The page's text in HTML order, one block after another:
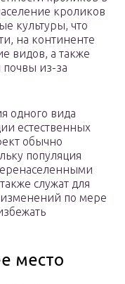
кроликов
культуры, что
на континенте
видов, а также
почвы из-за
одного вида
естественных
обычно
популяция
служат для
по мере
место